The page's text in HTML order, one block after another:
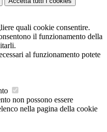
quali cookie consentire.
il funzionamento della
al funzionamento potete
non possono essere
nella pagina della cookie